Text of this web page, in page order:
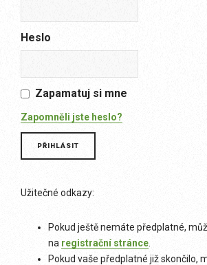
Heslo
Zapamatuj si mne
Zapomněli jste heslo?
Užitečné odkazy:
Pokud ještě nemáte předplatné,
na registrační stránce
Pokud vaše předplatné již skončilo,